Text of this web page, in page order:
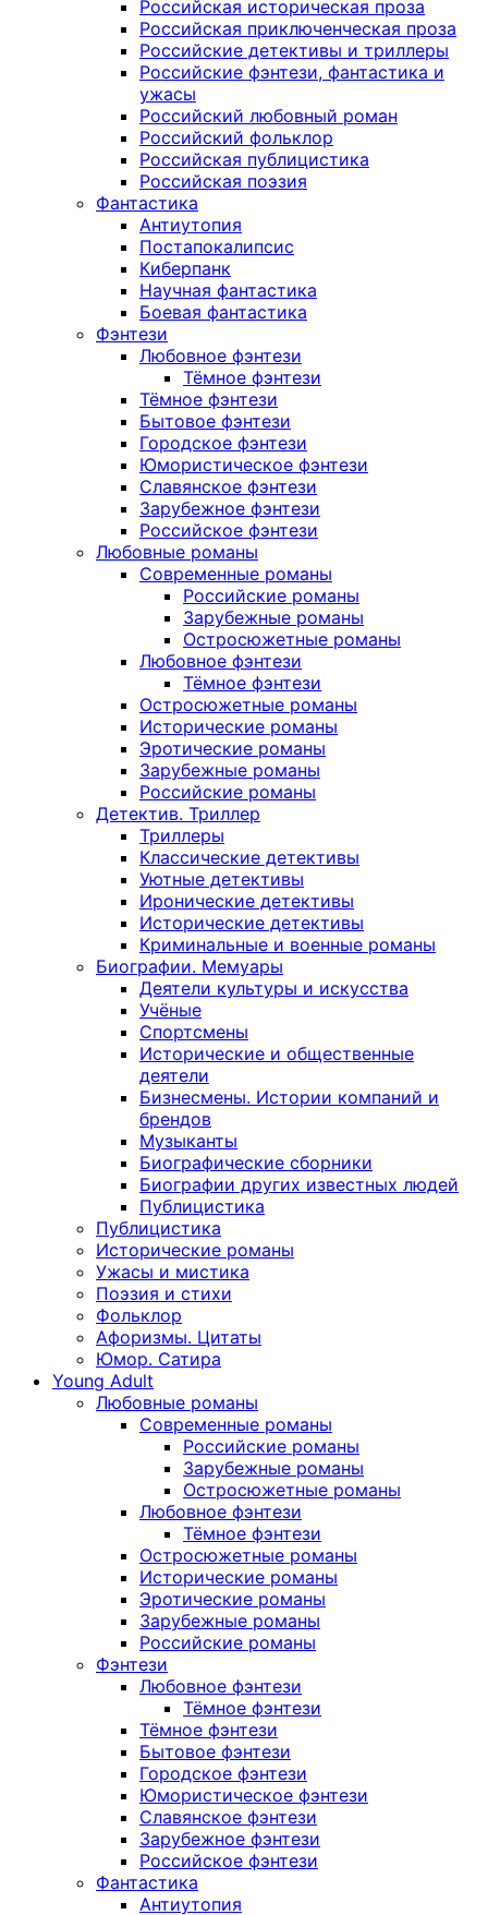
Российская историческая проза
Российская приключенческая проза
Российские детективы и триллеры
Российские фэнтези, фантастика и
ужасы
Российский любовный роман
Российский фольклор
Российская публицистика
Российская поэзия
Фантастика
Антиутопия
Постапокалипсис
Киберпанк
Научная фантастика
Боевая фантастика
Фэнтези
Любовное фэнтези
Тёмное фэнтези
Тёмное фэнтези
Бытовое фэнтези
Городское фэнтези
Юмористическое фэнтези
Славянское фэнтези
Зарубежное фэнтези
Российское фэнтези
Любовные романы
Современные романы
Российские романы
Зарубежные романы
Остросюжетные романы
Любовное фэнтези
Тёмное фэнтези
Остросюжетные романы
Исторические романы
Эротические романы
Зарубежные романы
Российские романы
Детектив. Триллер
Триллеры
Классические детективы
Уютные детективы
Иронические детективы
Исторические детективы
Криминальные и военные романы
Биографии. Мемуары
Деятели культуры и искусства
Учёные
Спортсмены
Исторические и общественные
деятели
Бизнесмены. Истории компаний и
брендов
Музыканты
Биографические сборники
Биографии других известных людей
Публицистика
Публицистика
Исторические романы
Ужасы и мистика
Поэзия и стихи
Фольклор
Афоризмы. Цитаты
Юмор. Сатира
Young Adult
Любовные романы
Современные романы
Российские романы
Зарубежные романы
Остросюжетные романы
Любовное фэнтези
Тёмное фэнтези
Остросюжетные романы
Исторические романы
Эротические романы
Зарубежные романы
Российские романы
Фэнтези
Любовное фэнтези
Тёмное фэнтези
Тёмное фэнтези
Бытовое фэнтези
Городское фэнтези
Юмористическое фэнтези
Славянское фэнтези
Зарубежное фэнтези
Российское фэнтези
Фантастика
Антиутопия